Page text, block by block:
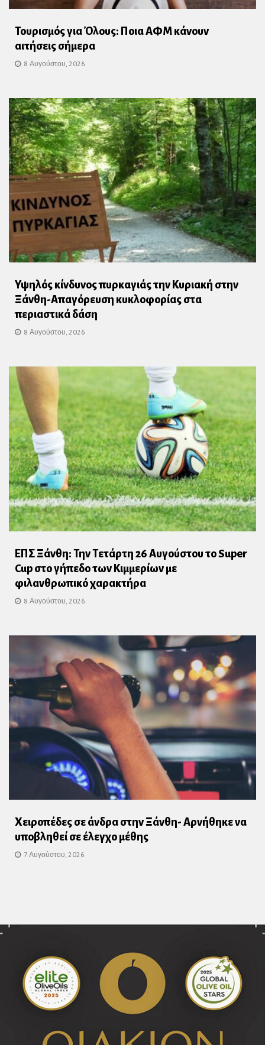
Τουρισμός για Όλους: Ποια ΑΦΜ κάνουν
αιτήσεις σήμερα
8 Αυγούστου, 2026
Υψηλός κίνδυνος πυρκαγιάς την Κυριακή στην
Ξάνθη-Απαγόρευση κυκλοφορίας στα
περιαστικά δάση
8 Αυγούστου, 2026
ΕΠΣ Ξάνθη: Την Τετάρτη 26 Αυγούστου το Super
Cup στο γήπεδο των Κιμμερίων με
φιλανθρωπικό χαρακτήρα
8 Αυγούστου, 2026
Χειροπέδες σε άνδρα στην Ξάνθη- Αρνήθηκε να
υποβληθεί σε έλεγχο μέθης
7 Αυγούστου, 2026